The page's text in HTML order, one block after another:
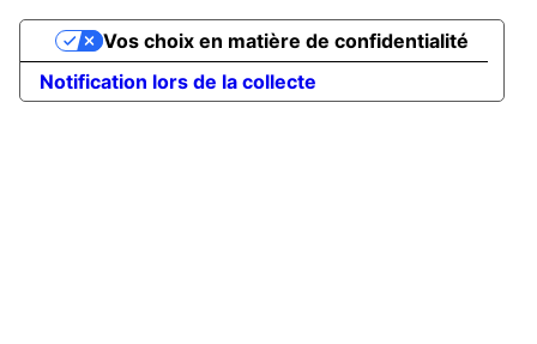
Notification lors de la collecte
Vos choix en matière de confidentialité